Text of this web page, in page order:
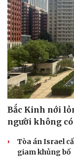
Bắc Kinh nới
người không
Tòa án Israel
giam khủng bố